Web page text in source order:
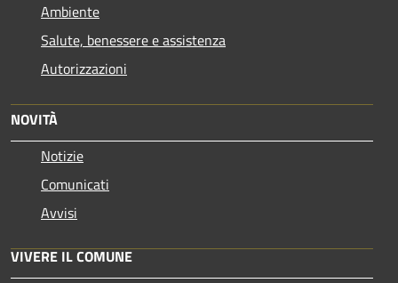
Ambiente
Salute, benessere e assistenza
Autorizzazioni
NOVITÀ
Notizie
Comunicati
Avvisi
VIVERE IL COMUNE